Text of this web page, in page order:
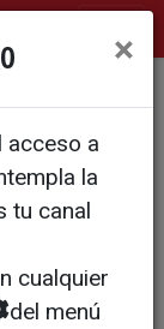
las
×
acceso a
la
tu canal
cualquier
del menú